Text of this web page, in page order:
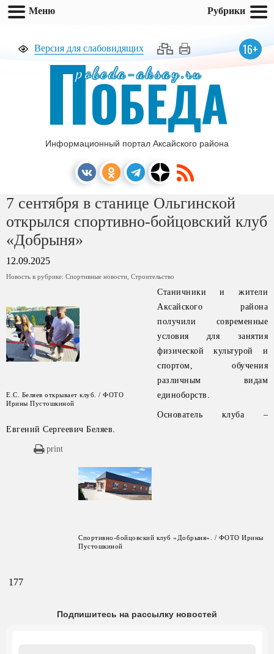
Версия для слабовидящих 16+
pobeda-aksay.ru
ПОБЕДА
Информационный портал Аксайского района
7 сентября в станице Ольгинской
открылся спортивно-бойцовский клуб
«Добрыня»
12.09.2025
Новость в рубрике: Спортивные новости Строительство
Е.С. Беляев открывает клуб. / ФОТО
Ирины Пустошкиной
Станичники и жители
Аксайского района
получили современные
условия для занятия
физической культурой и
спортом, обучения
различным видам
единоборств.
Основатель клуба –
Евгений Сергеевич Беляев.
Спортивно-бойцовский клуб «Добрыня». / ФОТО Ирины
Пустошкиной
print
177
Подпишитесь на рассылку новостей
Меню Рубрики